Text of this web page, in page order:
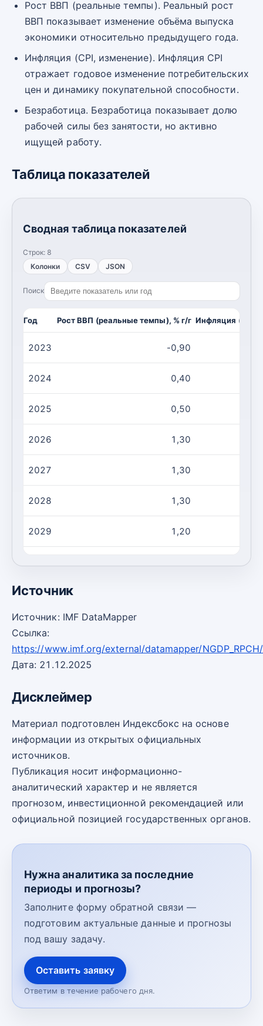
Рост ВВП (реальные темпы). Реальный рост
ВВП показывает изменение объёма выпуска
экономики относительно предыдущего года.
Инфляция (CPI, изменение). Инфляция CPI
отражает годовое изменение потребительских
цен и динамику покупательной способности.
Безработица. Безработица показывает долю
рабочей силы без занятости, но активно
ищущей работу.
Таблица показателей
Сводная таблица показателей
Строк: 8
Колонки
CSV JSON
Поиск
Год Рост ВВП (реальные темпы), % г/г Инфляция (CPI,
2023 -0,90
2024 0,40
2025 0,50
2026 1,30
2027 1,30
2028 1,30
2029 1,20
Источник
Источник: IMF DataMapper
Ссылка:
https://www.imf.org/external/datamapper/
Дата: 21.12.2025
Дисклеймер
Материал подготовлен Индексбокс на основе
информации из открытых официальных
источников.
Публикация носит информационно-
аналитический характер и не является
прогнозом, инвестиционной рекомендацией или
официальной позицией государственных органов.
Нужна аналитика за последние
периоды и прогнозы?
Заполните форму обратной связи —
подготовим актуальные данные и прогнозы
под вашу задачу.
Оставить заявку
Ответим в течение рабочего дня.